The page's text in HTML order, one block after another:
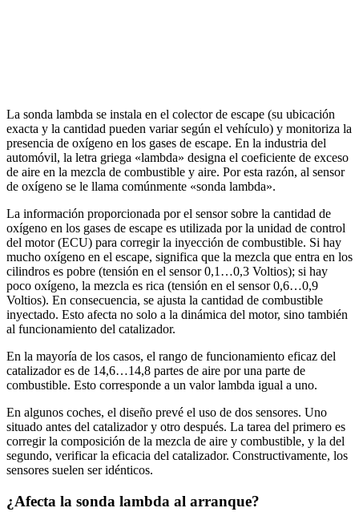
La sonda lambda se instala en el colector de escape (su ubicación
exacta y la cantidad pueden variar según el vehículo) y monitoriza la
presencia de oxígeno en los gases de escape. En la industria del
automóvil, la letra griega «lambda» designa el coeficiente de exceso
de aire en la mezcla de combustible y aire. Por esta razón, al sensor
de oxígeno se le llama comúnmente «sonda lambda».
La información proporcionada por el sensor sobre la cantidad de
oxígeno en los gases de escape es utilizada por la unidad de control
del motor (ECU) para corregir la inyección de combustible. Si hay
mucho oxígeno en el escape, significa que la mezcla que entra en los
cilindros es pobre (tensión en el sensor 0,1…0,3 Voltios); si hay
poco oxígeno, la mezcla es rica (tensión en el sensor 0,6…0,9
Voltios). En consecuencia, se ajusta la cantidad de combustible
inyectado. Esto afecta no solo a la dinámica del motor, sino también
al funcionamiento del catalizador.
En la mayoría de los casos, el rango de funcionamiento eficaz del
catalizador es de 14,6…14,8 partes de aire por una parte de
combustible. Esto corresponde a un valor lambda igual a uno.
En algunos coches, el diseño prevé el uso de dos sensores. Uno
situado antes del catalizador y otro después. La tarea del primero es
corregir la composición de la mezcla de aire y combustible, y la del
segundo, verificar la eficacia del catalizador. Constructivamente, los
sensores suelen ser idénticos.
¿Afecta la sonda lambda al arranque?